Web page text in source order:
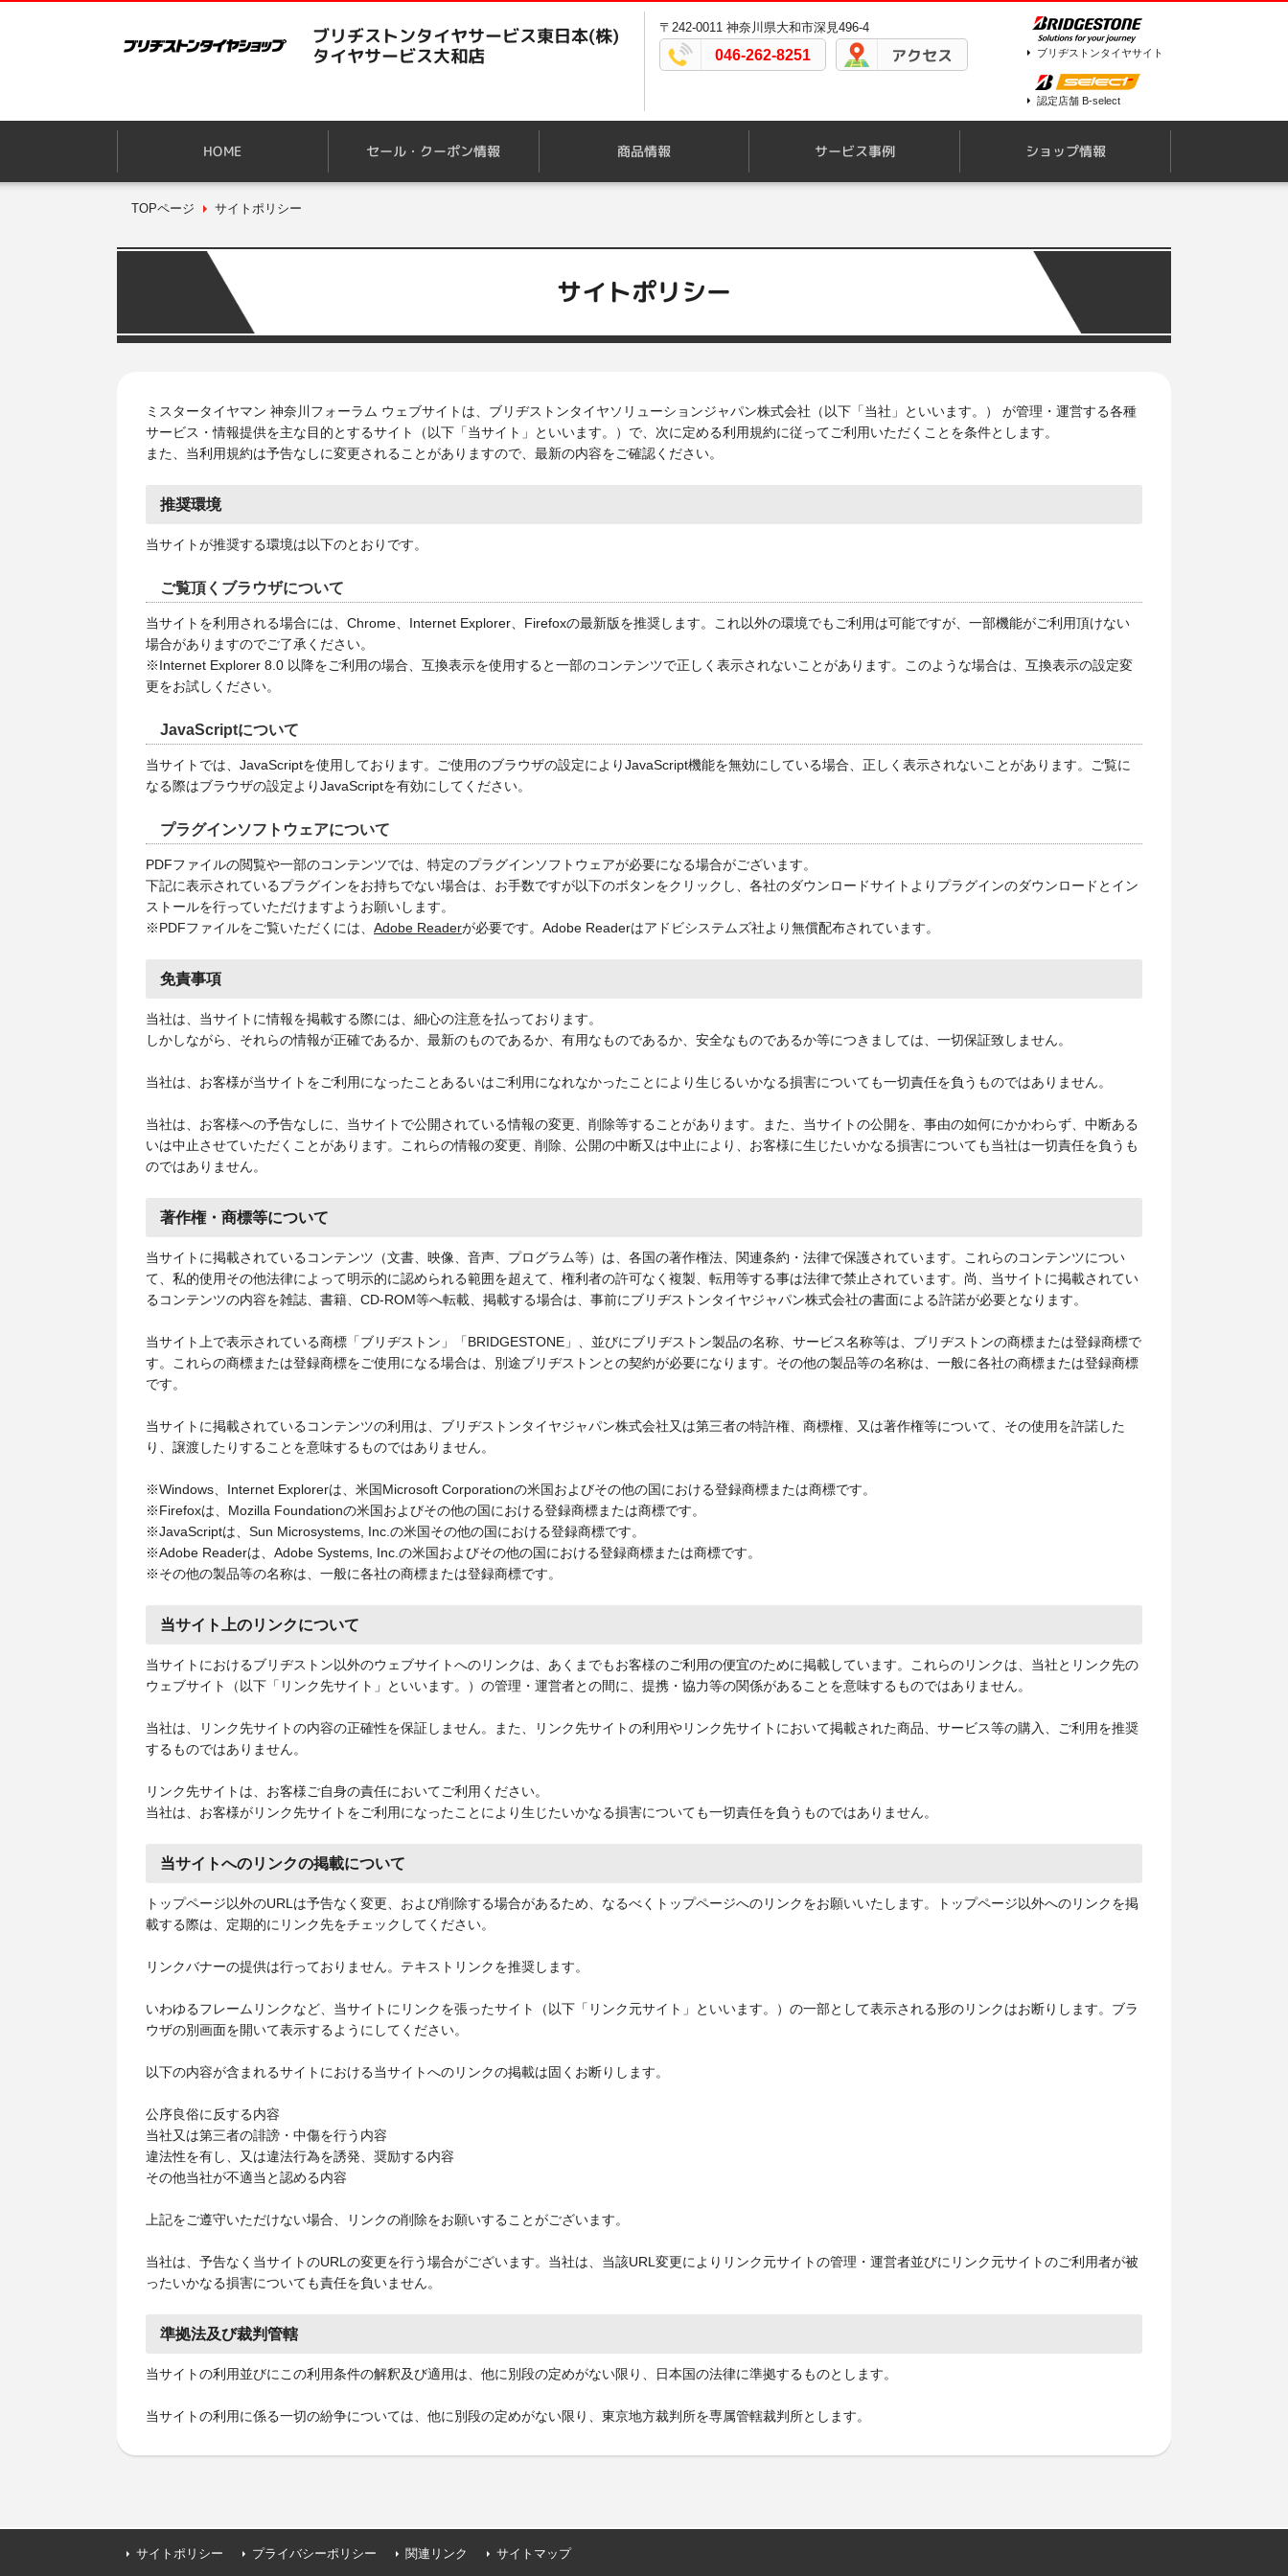
ブリヂストンタイヤサービス東日本(株)
タイヤサービス大和店
〒242-0011 神奈川県大和市深見496-4
046-262-8251 アクセス ブリヂストンタイヤサイト
認定店舗 B-select
HOME セール・クーポン情報 商品情報 サービス事例 ショップ情報
TOPページ サイトポリシー
サイトポリシー
ミスタータイヤマン 神奈川フォーラム ウェブサイトは、ブリヂストンタイヤソリューションジャパン株式会社（以下「当社」といいます。） が管理・運営する各種
サービス・情報提供を主な目的とするサイト（以下「当サイト」といいます。）で、次に定める利用規約に従ってご利用いただくことを条件とします。
また、当利用規約は予告なしに変更されることがありますので、最新の内容をご確認ください。
推奨環境
当サイトが推奨する環境は以下のとおりです。
ご覧頂くブラウザについて
当サイトを利用される場合には、Chrome、Internet Explorer、Firefoxの最新版を推奨します。これ以外の環境でもご利用は可能ですが、一部機能がご利用頂けない
場合がありますのでご了承ください。
※Internet Explorer 8.0 以降をご利用の場合、互換表示を使用すると一部のコンテンツで正しく表示されないことがあります。このような場合は、互換表示の設定変
更をお試しください。
JavaScriptについて
当サイトでは、JavaScriptを使用しております。ご使用のブラウザの設定によりJavaScript機能を無効にしている場合、正しく表示されないことがあります。ご覧に
なる際はブラウザの設定よりJavaScriptを有効にしてください。
プラグインソフトウェアについて
PDFファイルの閲覧や一部のコンテンツでは、特定のプラグインソフトウェアが必要になる場合がございます。
下記に表示されているプラグインをお持ちでない場合は、お手数ですが以下のボタンをクリックし、各社のダウンロードサイトよりプラグインのダウンロードとイン
ストールを行っていただけますようお願いします。
※PDFファイルをご覧いただくには、 Adobe Readerが必要です。Adobe Readerはアドビシステムズ社より無償配布されています。
免責事項
当社は、当サイトに情報を掲載する際には、細心の注意を払っております。
しかしながら、それらの情報が正確であるか、最新のものであるか、有用なものであるか、安全なものであるか等につきましては、一切保証致しません。
当社は、お客様が当サイトをご利用になったことあるいはご利用になれなかったことにより生じるいかなる損害についても一切責任を負うものではありません。
当社は、お客様への予告なしに、当サイトで公開されている情報の変更、削除等することがあります。また、当サイトの公開を、事由の如何にかかわらず、中断ある
いは中止させていただくことがあります。これらの情報の変更、削除、公開の中断又は中止により、お客様に生じたいかなる損害についても当社は一切責任を負うも
のではありません。
著作権・商標等について
当サイトに掲載されているコンテンツ（文書、映像、音声、プログラム等）は、各国の著作権法、関連条約・法律で保護されています。これらのコンテンツについ
て、私的使用その他法律によって明示的に認められる範囲を超えて、権利者の許可なく複製、転用等する事は法律で禁止されています。尚、当サイトに掲載されてい
るコンテンツの内容を雑誌、書籍、CD-ROM等へ転載、掲載する場合は、事前にブリヂストンタイヤジャパン株式会社の書面による許諾が必要となります。
当サイト上で表示されている商標「ブリヂストン」「BRIDGESTONE」、並びにブリヂストン製品の名称、サービス名称等は、ブリヂストンの商標または登録商標で
す。これらの商標または登録商標をご使用になる場合は、別途ブリヂストンとの契約が必要になります。その他の製品等の名称は、一般に各社の商標または登録商標
です。
当サイトに掲載されているコンテンツの利用は、ブリヂストンタイヤジャパン株式会社又は第三者の特許権、商標権、又は著作権等について、その使用を許諾した
り、譲渡したりすることを意味するものではありません。
※Windows、Internet Explorerは、米国Microsoft Corporationの米国およびその他の国における登録商標または商標です。
※Firefoxは、Mozilla Foundationの米国およびその他の国における登録商標または商標です。
※JavaScriptは、Sun Microsystems, Inc.の米国その他の国における登録商標です。
※Adobe Readerは、Adobe Systems, Inc.の米国およびその他の国における登録商標または商標です。
※その他の製品等の名称は、一般に各社の商標または登録商標です。
当サイト上のリンクについて
当サイトにおけるブリヂストン以外のウェブサイトへのリンクは、あくまでもお客様のご利用の便宜のために掲載しています。これらのリンクは、当社とリンク先の
ウェブサイト（以下「リンク先サイト」といいます。）の管理・運営者との間に、提携・協力等の関係があることを意味するものではありません。
当社は、リンク先サイトの内容の正確性を保証しません。また、リンク先サイトの利用やリンク先サイトにおいて掲載された商品、サービス等の購入、ご利用を推奨
するものではありません。
リンク先サイトは、お客様ご自身の責任においてご利用ください。
当社は、お客様がリンク先サイトをご利用になったことにより生じたいかなる損害についても一切責任を負うものではありません。
当サイトへのリンクの掲載について
トップページ以外のURLは予告なく変更、および削除する場合があるため、なるべくトップページへのリンクをお願いいたします。トップページ以外へのリンクを掲
載する際は、定期的にリンク先をチェックしてください。
リンクバナーの提供は行っておりません。テキストリンクを推奨します。
いわゆるフレームリンクなど、当サイトにリンクを張ったサイト（以下「リンク元サイト」といいます。）の一部として表示される形のリンクはお断りします。ブラ
ウザの別画面を開いて表示するようにしてください。
以下の内容が含まれるサイトにおける当サイトへのリンクの掲載は固くお断りします。
公序良俗に反する内容
当社又は第三者の誹謗・中傷を行う内容
違法性を有し、又は違法行為を誘発、奨励する内容
その他当社が不適当と認める内容
上記をご遵守いただけない場合、リンクの削除をお願いすることがございます。
当社は、予告なく当サイトのURLの変更を行う場合がございます。当社は、当該URL変更によりリンク元サイトの管理・運営者並びにリンク元サイトのご利用者が被
ったいかなる損害についても責任を負いません。
準拠法及び裁判管轄
当サイトの利用並びにこの利用条件の解釈及び適用は、他に別段の定めがない限り、日本国の法律に準拠するものとします。
当サイトの利用に係る一切の紛争については、他に別段の定めがない限り、東京地方裁判所を専属管轄裁判所とします。
サイトポリシー プライバシーポリシー 関連リンク サイトマップ